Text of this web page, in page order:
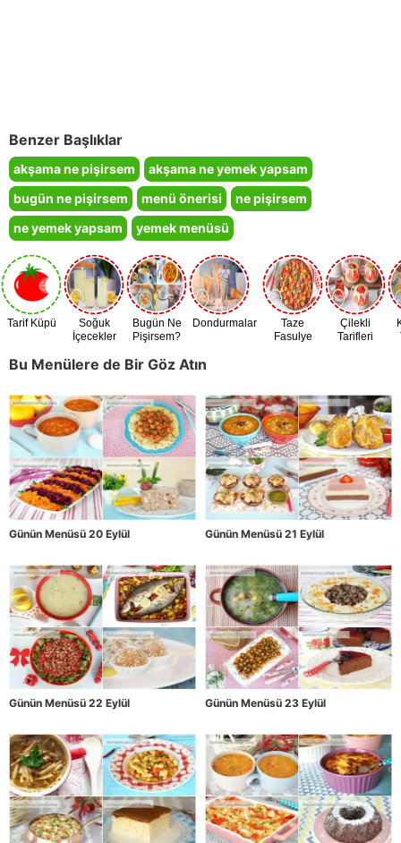
Benzer Başlıklar
akşama ne pişirsem
akşama ne yemek yapsam
bugün ne pişirsem
menü önerisi
ne pişirsem
ne yemek yapsam
yemek menüsü
Tarif Küpü
Soğuk
İçecekler
Bugün Ne
Pişirsem?
Dondurmalar
Taze
Fasulye
Çilekli
Tarifleri
Bu Menülere de Bir Göz Atın
Günün Menüsü 20 Eylül Günün Menüsü 21 Eylül
Günün Menüsü 22 Eylül Günün Menüsü 23 Eylül